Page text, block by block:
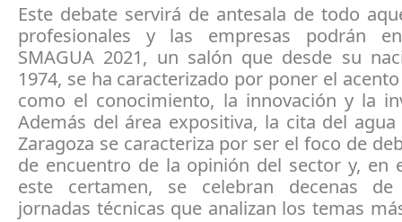
Este debate servirá de antesala de todo
profesionales y las empresas podrán
SMAGUA 2021, un salón que desde su
1974, se ha caracterizado por poner el
como el conocimiento, la innovación y la
Además del área expositiva, la cita del agua
Zaragoza se caracteriza por ser el foco de
de encuentro de la opinión del sector y, en
este certamen, se celebran decenas
jornadas técnicas que analizan los temas